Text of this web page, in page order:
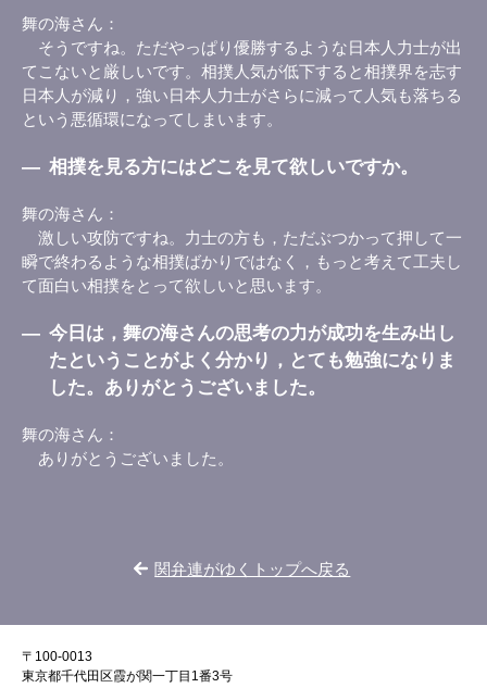
〒100-0013
東京都千代田区霞が関一丁目1番3号
舞の海さん
そうですね。ただやっぱり優勝するような日本人力士が出
てこないと厳しいです。相撲人気が低下すると相撲界を志す
日本人が減り，強い日本人力士がさらに減って人気も落ちる
という悪循環になってしまいます。
― 相撲を見る方にはどこを見て欲しいですか。
舞の海さん
激しい攻防ですね。力士の方も，ただぶつかって押して一
瞬で終わるような相撲ばかりではなく，もっと考えて工夫し
て面白い相撲をとって欲しいと思います。
― 今日は，舞の海さんの思考の力が成功を生み出し
たということがよく分かり，とても勉強になりま
した。ありがとうございました。
舞の海さん
ありがとうございました。
関弁連がゆくトップへ戻る